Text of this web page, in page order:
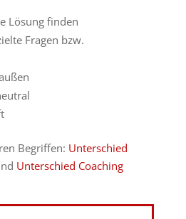
Lösung finden
Fragen bzw.
Begriffen: Unterschied
Unterschied Coaching